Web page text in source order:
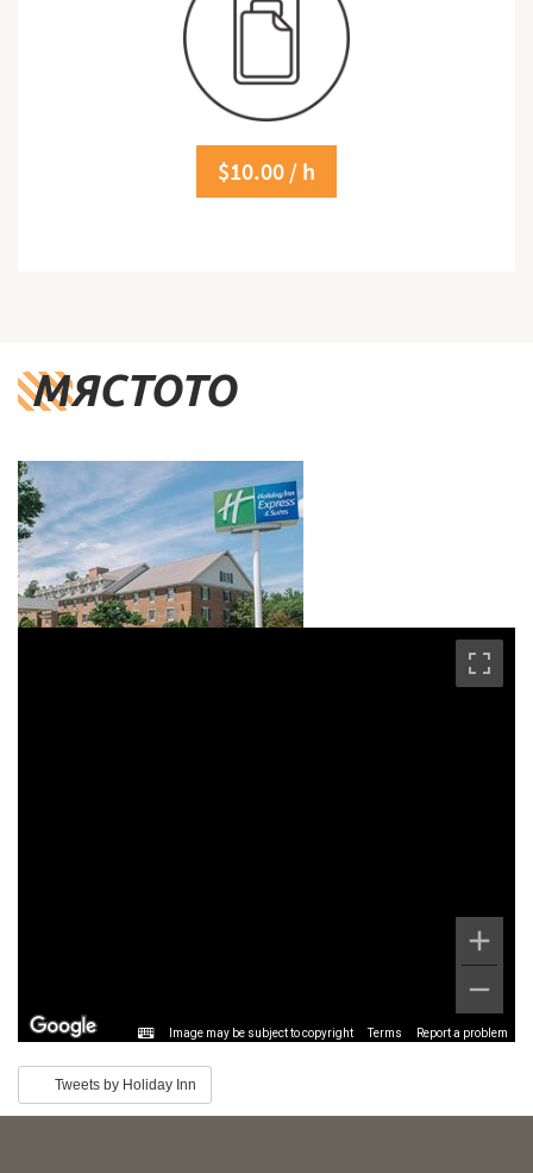
$10.00 / h
МЯСТОТО
Image may be subject to copyright Terms Report a problem
Tweets by Holiday Inn